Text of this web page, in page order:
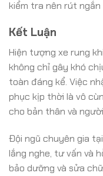
kiểm tra nên rút ngắn
Kết Luận
Hiện tượng xe rung
không chỉ gây khó
toàn đáng kể. Việc
phục kịp thời là vô
cho bản thân và
Đội ngũ chuyên gia
lắng nghe, tư vấn và
bảo dưỡng và sửa